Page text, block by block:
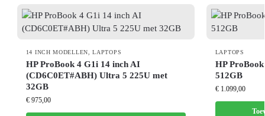
14 INCH MODELLEN ,LAPTOPS
HP ProBook 4 G1i 14 inch AI
(CD6C0ET#ABH) Ultra 5 225U met
32GB
€975,00
LAPTOPS
HP
512GB
€1.099,00